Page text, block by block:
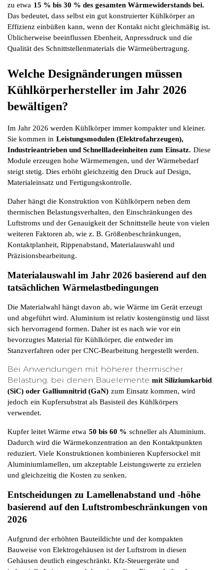
zu etwa 15 % bis 30 % des gesamten Wärmewiderstands bei.
Das bedeutet, dass selbst ein gut konstruierter Kühlkörper an
Effizienz einbüßen kann, wenn der Kontakt nicht gleichmäßig ist.
Üblicherweise beeinflussen Ebenheit, Anpressdruck und die
Qualität des Schnittstellenmaterials die Wärmeübertragung.
Welche Designänderungen müssen
Kühlkörperhersteller im Jahr 2026
bewältigen?
Im Jahr 2026 werden Kühlkörper immer kompakter und kleiner.
Sie kommen in Leistungsmodulen (Elektrofahrzeugen),
Industrieantrieben und Schnellladeeinheiten zum Einsatz. Diese
Module erzeugen hohe Wärmemengen, und der Wärmebedarf
steigt stetig. Dies erhöht gleichzeitig den Druck auf Design,
Materialeinsatz und Fertigungskontrolle.
Daher hängt die Konstruktion von Kühlkörpern neben dem
thermischen Belastungsverhalten, den Einschränkungen des
Luftstroms und der Genauigkeit der Schnittstelle heute von vielen
weiteren Faktoren ab, wie z. B. Größenbeschränkungen,
Kontaktplanheit, Rippenabstand, Materialauswahl und
Präzisionsbearbeitung.
Materialauswahl im Jahr 2026 basierend auf den
tatsächlichen Wärmelastbedingungen
Die Materialwahl hängt davon ab, wie Wärme im Gerät erzeugt
und abgeführt wird. Aluminium ist relativ kostengünstig und lässt
sich hervorragend formen. Daher ist es nach wie vor ein
bevorzugtes Material für Kühlkörper, die entweder im
Stanzverfahren oder per CNC-Bearbeitung hergestellt werden.
Bei Anwendungen mit höherer thermischer
Belastung, bei denen Bauelemente mit Siliziumkarbid
(SiC) oder Galliumnitrid (GaN) zum Einsatz kommen, wird
jedoch ein Kupfersubstrat als Basisteil des Kühlkörpers
verwendet.
Kupfer leitet Wärme etwa 50 bis 60 % schneller als Aluminium.
Dadurch wird die Wärmekonzentration an den Kontaktpunkten
reduziert. Viele Konstruktionen kombinieren Kupfersockel mit
Aluminiumlamellen, um akzeptable Leistungswerte zu erzielen
und gleichzeitig die Kosten zu senken.
Entscheidungen zu Lamellenabstand und -höhe
basierend auf den Luftstrombeschränkungen von
2026
Aufgrund der erhöhten Bauteildichte und der kompakten
Bauweise von Elektrogehäusen ist der Luftstrom in diesen
Gehäusen deutlich eingeschränkt. Kfz-Steuergeräte und